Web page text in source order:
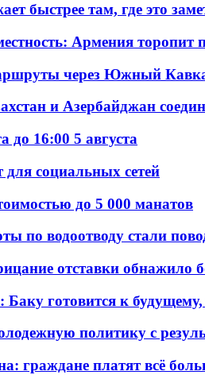
быстрее там, где это
Армения
через Южный
и Азербайджан
до 16:00 5 августа
для социальных сетей
до 5 000 манатов
по водоотводу стали
отставки обнажило
Баку готовится к
политику с
граждане платят всё